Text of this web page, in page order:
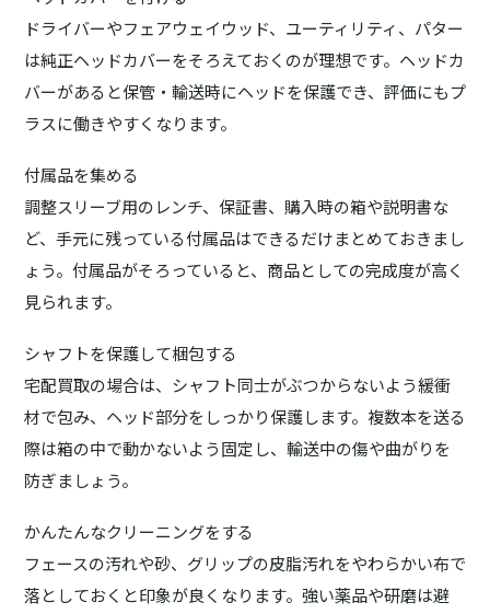
ドライバーやフェアウェイウッド、ユーティリティ、パター
は純正ヘッドカバーをそろえておくのが理想です。ヘッドカ
バーがあると保管・輸送時にヘッドを保護でき、評価にもプ
ラスに働きやすくなります。
付属品を集める
調整スリーブ用のレンチ、保証書、購入時の箱や説明書な
ど、手元に残っている付属品はできるだけまとめておきまし
ょう。付属品がそろっていると、商品としての完成度が高く
見られます。
シャフトを保護して梱包する
宅配買取の場合は、シャフト同士がぶつからないよう緩衝
材で包み、ヘッド部分をしっかり保護します。複数本を送る
際は箱の中で動かないよう固定し、輸送中の傷や曲がりを
防ぎましょう。
かんたんなクリーニングをする
フェースの汚れや砂、グリップの皮脂汚れをやわらかい布で
落としておくと印象が良くなります。強い薬品や研磨は避